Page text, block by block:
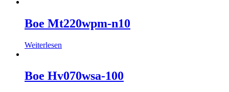
Boe Mt220wpm-n10
Weiterlesen
Boe Hv070wsa-100